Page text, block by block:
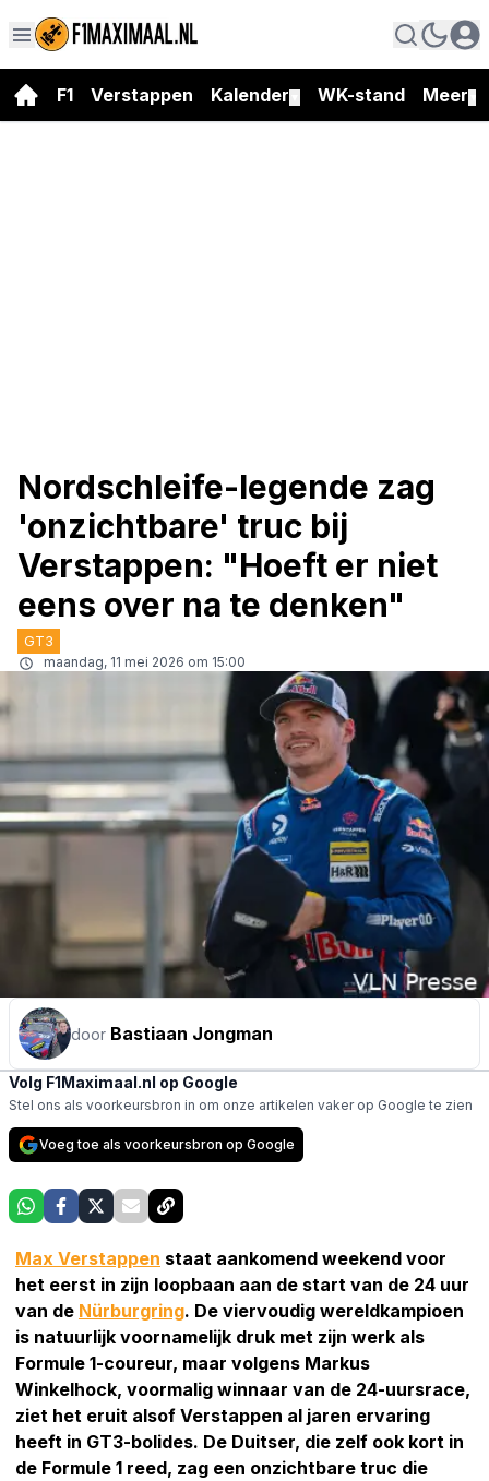
F1 Verstappen Kalender WK-stand Meer
Nordschleife-legende zag
'onzichtbare' truc bij
Verstappen: "Hoeft er niet
eens over na te denken"
GT3
maandag, 11 mei 2026 om 15:00
door Bastiaan Jongman
Volg F1Maximaal.nl op Google
Stel ons als voorkeursbron in om onze artikelen vaker op Google te zien
Voeg toe als voorkeursbron op Google
Max Verstappen staat aankomend weekend voor
het eerst in zijn loopbaan aan de start van de 24 uur
van de Nürburgring. De viervoudig wereldkampioen
is natuurlijk voornamelijk druk met zijn werk als
Formule 1-coureur, maar volgens Markus
Winkelhock, voormalig winnaar van de 24-uursrace,
ziet het eruit alsof Verstappen al jaren ervaring
heeft in GT3-bolides. De Duitser, die zelf ook kort in
de Formule 1 reed, zag een onzichtbare truc die